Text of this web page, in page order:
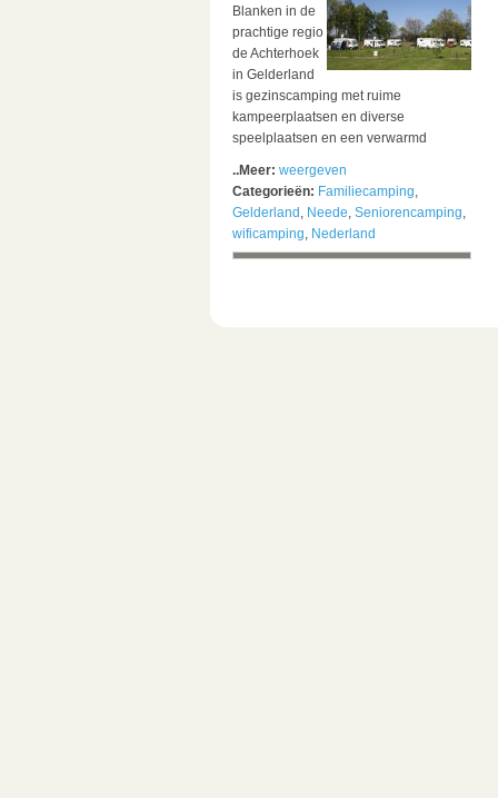
Blanken in de
prachtige regio
de Achterhoek
in Gelderland
is gezinscamping met ruime
kampeerplaatsen en diverse
speelplaatsen en een verwarmd
..Meer: weergeven
Categorieën: Familiecamping,
Gelderland , Neede, Seniorencamping,
wificamping, Nederland